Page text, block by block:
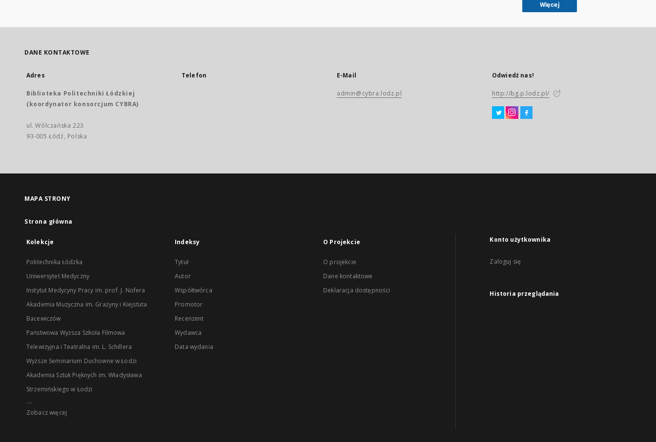
Więcej
DANE KONTAKTOWE
Adres
Biblioteka Politechniki Łódzkiej
(koordynator konsorcjum CYBRA)
ul. Wólczańska 223
93-005 Łódź, Polska
Telefon E-Mail
admin@cybra.lodz.pl
Odwiedź nas!
http://bg.p.lodz.pl/
MAPA STRONY
Strona główna
Kolekcje
Politechnika Łódzka
Uniwersytet Medyczny
Instytut Medycyny Pracy im. prof. J. Nofera
Akademia Muzyczna im. Grażyny i Kiejstuta
Bacewiczów
Państwowa Wyższa Szkoła Filmowa
Telewizyjna i Teatralna im. L. Schillera
Wyższe Seminarium Duchowne w Łodzi
Akademia Sztuk Pięknych im. Władysława
Strzemińskiego w Łodzi
...
Zobacz więcej
Indeksy
Tytuł
Autor
Współtwórca
Promotor
Recenzent
Wydawca
Data wydania
O Projekcie
O projekcie
Dane kontaktowe
Deklaracja dostępności
Konto użytkownika
Zaloguj się
Historia przeglądania